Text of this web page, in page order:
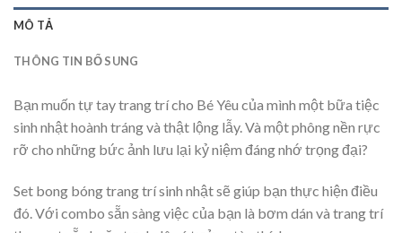
MÔ TẢ
THÔNG TIN BỔ SUNG
Bạn muốn tự tay trang trí cho Bé Yêu của mình một bữa tiệc
sinh nhật hoành tráng và thật lộng lẫy. Và một phông nền rực
rỡ cho những bức ảnh lưu lại kỷ niệm đáng nhớ trọng đại?
Set bong bóng trang trí sinh nhật sẽ giúp bạn thực hiện điều
đó. Với combo sẵn sàng việc của bạn là bơm dán và trang trí